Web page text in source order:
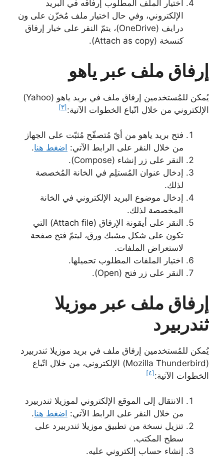
اختيار الملف المطلوب إرفاقه في البريد
الإلكتروني، وفي حال اختيار ملف مُخزّن على ون
درايف (OneDrive)، يتمّ النقر على خيار إرفاق
كنسخة (Attach as copy).
إرفاق ملف عبر ياهو
يُمكن للمُستخدمين إرفاق ملف في بريد ياهو (Yahoo)
الإلكتروني من خلال اتّباع الخطوات الآتية: [٣]
فتح بريد ياهو من أيّ مُتصفّح مُثبّت على الجهاز
من خلال النقر على الرابط الآتي: اضغط هنا.
النقر على زر إنشاء (Compose).
إدخال عنوان المُستلِم في الخانة المُخصصة
لذلك.
إدخال موضوع البريد الإلكتروني في الخانة
المخصصة لذلك.
النقر على أيقونة الإرفاق (Attach file) التي
تكون على شكل مشبك ورق، ليتمّ فتح صفحة
لاستعراض الملفات.
اختيار الملفات المطلوب تحميلها.
النقر على زر فتح (Open).
إرفاق ملف عبر موزيلا
ثندربيرد
يُمكن للمُستخدمين إرفاق ملف في بريد موزيلا ثندربيرد
(Mozilla Thunderbird) الإلكتروني، من خلال اتّباع
الخطوات الآتية: [٤]
الانتقال إلى الموقع الإلكتروني لموزيلا ثندربيرد
من خلال النقر على الرابط الآتي: اضغط هنا.
تنزيل نسخة من تطبيق موزيلا ثندربيرد على
سطح المكتب.
إنشاء حساب إلكتروني عليه.